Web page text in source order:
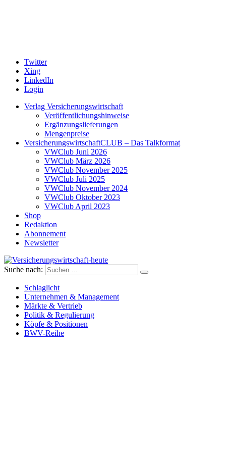
Twitter
Xing
LinkedIn
Login
Verlag Versicherungswirtschaft
Veröffentlichungshinweise
Ergänzungslieferungen
Mengenpreise
VersicherungswirtschaftCLUB – Das Talkformat
VWClub Juni 2026
VWClub März 2026
VWClub November 2025
VWClub Juli 2025
VWClub November 2024
VWClub Oktober 2023
VWClub April 2023
Shop
Redaktion
Abonnement
Newsletter
Versicherungswirtschaft-heute
Suche nach:
Schlaglicht
Unternehmen & Management
Märkte & Vertrieb
Politik & Regulierung
Köpfe & Positionen
BWV-Reihe